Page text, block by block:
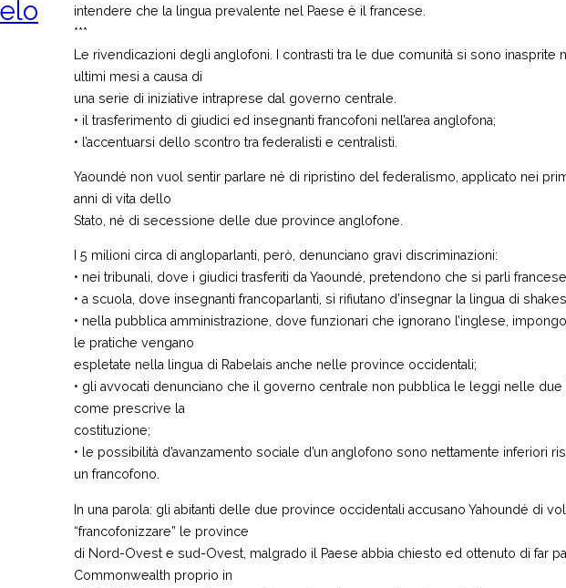
intendere che la lingua prevalente nel Paese è il francese.
***
Le rivendicazioni degli anglofoni. I contrasti tra le due comunità si sono inasprite
ultimi mesi a causa di
una serie di iniziative intraprese dal governo centrale.
• il trasferimento di giudici ed insegnanti francofoni nell’area anglofona;
• l’accentuarsi dello scontro tra federalisti e centralisti.
Yaoundé non vuol sentir parlare né di ripristino del federalismo, applicato nei
anni di vita dello
Stato, né di secessione delle due province anglofone.
I 5 milioni circa di angloparlanti, però, denunciano gravi discriminazioni:
• nei tribunali, dove i giudici trasferiti da Yaoundé, pretendono che si parli
• a scuola, dove insegnanti francoparlanti, si rifiutano d’insegnar la lingua di
• nella pubblica amministrazione, dove funzionari che ignorano l’inglese,
le pratiche vengano
espletate nella lingua di Rabelais anche nelle province occidentali;
• gli avvocati denunciano che il governo centrale non pubblica le leggi nelle due
come prescrive la
costituzione;
• le possibilità d’avanzamento sociale d’un anglofono sono nettamente inferiori
un francofono.
In una parola: gli abitanti delle due province occidentali accusano Yahoundé di
“francofonizzare” le province
di Nord-Ovest e sud-Ovest, malgrado il Paese abbia chiesto ed ottenuto di far
Commonwealth proprio in